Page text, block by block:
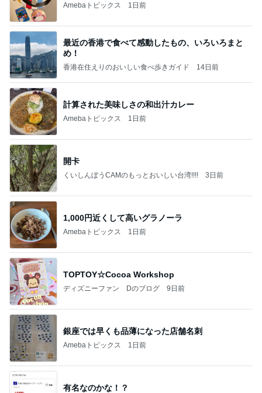
Amebaトピックス 1日前
最近の香港で食べて感動したもの、いろいろまと
め！
香港在住えりのおいしい食べ歩きガイド 14日前
計算された美味しさの和出汁カレー
Amebaトピックス 1日前
開卡
くいしんぼうCAMのもっとおいしい台湾!!!! 3日前
1,000円近くして高いグラノーラ
Amebaトピックス 1日前
TOPTOY☆Cocoa Workshop
ディズニーファン Dのブログ 9日前
銀座では早くも品薄になった店舗名刺
Amebaトピックス 1日前
有名なのかな！？